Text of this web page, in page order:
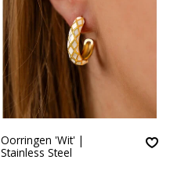
Oorringen 'Wit' |
Stainless Steel